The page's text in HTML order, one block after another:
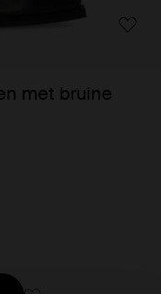
met bruine